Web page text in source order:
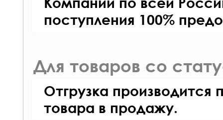
поступления 100%
Для товаров со
Отгрузка производится
товара в продажу.